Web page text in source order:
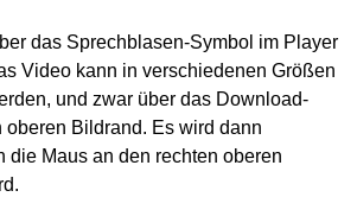
das Sprechblasen-Symbol im Player
Video kann in verschiedenen Größen
und zwar über das Download-
oberen Bildrand. Es wird dann
die Maus an den rechten oberen